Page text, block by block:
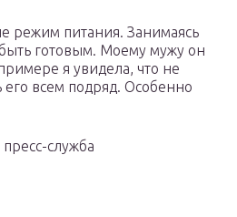
режим питания. Занимаясь
готовым. Моему мужу он
я увидела, что не
всем подряд. Особенно
служба